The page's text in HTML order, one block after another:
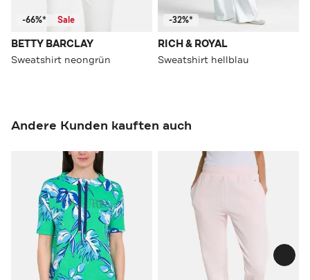
-66%* Sale
BETTY BARCLAY
Sweatshirt neongrün
-32%*
RICH & ROYAL
Sweatshirt hellblau
Andere Kunden kauften auch